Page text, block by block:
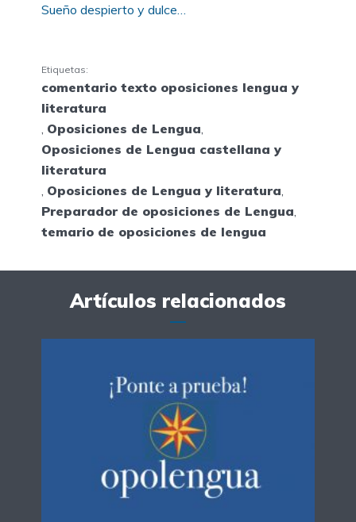
Sueño despierto y dulce…
Etiquetas:
comentario texto oposiciones lengua y
literatura
, Oposiciones de Lengua,
Oposiciones de Lengua castellana y
literatura
, Oposiciones de Lengua y literatura,
Preparador de oposiciones de Lengua,
temario de oposiciones de lengua
Artículos relacionados